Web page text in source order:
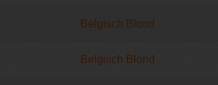
Belgisch Blond
Belgisch Blond